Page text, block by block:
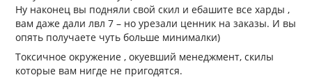
Ну наконец вы подняли свой скил и ебашите все харды ,
вам даже дали лвл 7 – но урезали ценник на заказы. И вы
опять получаете чуть больше минималки)
Токсичное окружение , окуевший менеджмент, скилы
которые вам нигде не пригодятся.